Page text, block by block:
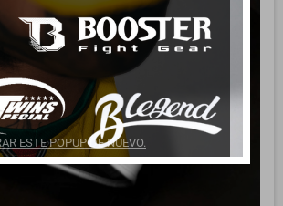
ESTE POPUP DE NUEVO.